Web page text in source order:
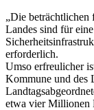
„Die beträchtlichen
Landes sind für
erforderlich.
Umso erfreulicher
Kommune und des
etwa vier Millionen